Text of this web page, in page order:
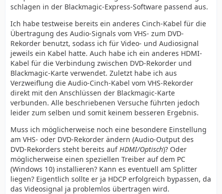
schlagen in der Blackmagic-Express-Software passend aus.
Ich habe testweise bereits ein anderes Cinch-Kabel für die
Übertragung des Audio-Signals vom VHS- zum DVD-
Rekorder benutzt, sodass ich für Video- und Audiosignal
jeweils ein Kabel hatte. Auch habe ich ein anderes HDMI-
Kabel für die Verbindung zwischen DVD-Rekorder und
Blackmagic-Karte verwendet. Zuletzt habe ich aus
Verzweiflung die Audio-Cinch-Kabel vom VHS-Rekorder
direkt mit den Anschlüssen der Blackmagic-Karte
verbunden. Alle beschriebenen Versuche führten jedoch
leider zum selben und somit keinem besseren Ergebnis.
Muss ich möglicherweise noch eine besondere Einstellung
am VHS- oder DVD-Rekorder ändern (Audio-Output des
DVD-Rekorders steht bereits aufHDMI/Optisch)? Oder
möglicherweise einen speziellen Treiber auf dem PC
(Windows 10) installieren? Kann es eventuell am Splitter
liegen? Eigentlich sollte er ja HDCP erfolgreich bypassen, da
das Videosignal ja problemlos übertragen wird.